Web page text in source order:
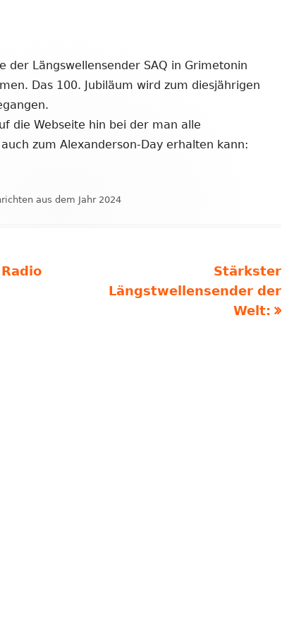
der Längswellensender SAQ in Grimetonin
Das 100. Jubiläum wird zum diesjährigen
die Webseite hin bei der man alle
zum Alexanderson-Day erhalten kann:
aus dem Jahr 2024
Nächster
Beitrag
Stärkster
Längstwellensender der
Welt: